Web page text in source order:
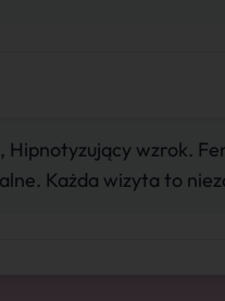
Hipnotyzujący wzrok.
Każda wizyta to